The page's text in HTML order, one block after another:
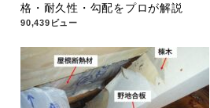
格・耐久性・勾配をプロが解説
90,439ビュー